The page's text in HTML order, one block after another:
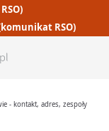
RSO)
- kontakt, adres, zespoły